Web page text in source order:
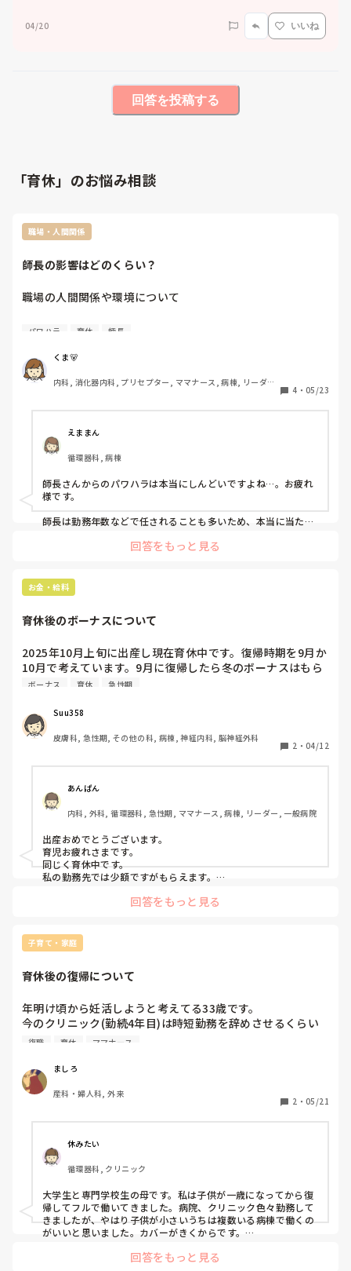
04/20 いいね
回答を投稿する
「育休」のお悩み相談
職場・人間関係
師長の影響はどのくらい？
職場の人間関係や環境について
私の職場では、師長によって環境がガラッと変わるなと感じ
ねー！！となります。
良い師長に当たったら、誕生日休暇があったり、パパ育休推
進してくれていたり。あまりよろしくない師長であれば、パ
などです。
みなさんの職場ではどうですか？あまり師長の影響ってない
でしょうか？現場を手伝ってくれる師長がいるのですが、周
りへのパワハラがすごくてストレスです😭
パワハラ 育休 師長
くま🐻
内科, 消化器内科, プリセプター, ママナース, 病棟, リーダー,
4 ・ 05/23
えままん
循環器科, 病棟
師長さんからのパワハラは本当にしんどいですよね…。お疲れ
様です。
師長は勤務年数などで任されることも多いため、本当に当たり
場の雰囲気もかなり変わりますよね。
す。
回答をもっと見る
お金・給料
育休後のボーナスについて
2025年10月上旬に出産し現在育休中です。復帰時期を9月か
10月で考えています。9月に復帰したら冬のボーナスはもら
えると思いますか？
ボーナス 育休 急性期
Suu358
皮膚科, 急性期, その他の科, 病棟, 神経内科, 脳神経外科
2 ・ 04/12
あんぱん
内科, 外科, 循環器科, 急性期, ママナース, 病棟, リーダー, 一般病院
出産おめでとうございます。
育児お疲れさまです。
同じく育休中です。
私の勤務先では少額ですがもらえます。
給与管理課などの部署がある職場なら、看護師に気兼ねなく金
うなの！？と初めて知ったこともありました。）
回答をもっと見る
子育て・家庭
育休後の復帰について
年明け頃から妊活しようと考えてる33歳です。
今のクリニック(勤続4年目)は時短勤務を辞めさせるくらい
ゴミみたいな所なので
ただ0歳児を抱えたままどこかで仕事をできるのか？という
不安もあります。
私自身共働きで育ち小さい頃もう少し一緒にいたかった、と
いう思いがあるので
自分の子供が小さいうちは沢山一緒に居たいと考えており
フルタイムで仕事するつもりは今のところないです。
育休後にやめた方はどんな職種でどんな働き方をされました
か？
参考までに教えていただきたいです！
復職 育休 ママナース
ましろ
産科・婦人科, 外来
2 ・ 05/21
休みたい
循環器科, クリニック
大学生と専門学校生の母です。私は子供が一歳になってから復
帰してフルで働いてきました。病院、クリニック色々勤務して
きましたが、やはり子供が小さいうちは複数いる病棟で働くの
がいいと思いました。カバーがきくからです。
する方は疲弊しています。昼休憩なしの残業全部なので、時間
回答をもっと見る